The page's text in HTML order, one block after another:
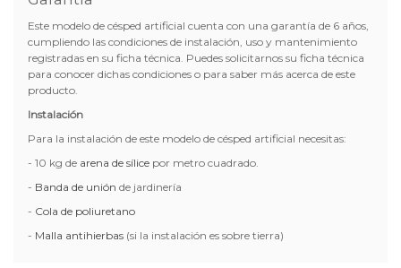
Este modelo de césped artificial cuenta con una garantía de 6 años,
cumpliendo las condiciones de instalación, uso y mantenimiento
registradas en su ficha técnica. Puedes solicitarnos su ficha técnica
para conocer dichas condiciones o para saber más acerca de este
producto.
Instalación
Para la instalación de este modelo de césped artificial necesitas:
- 10 kg de arena de sílicepor metro cuadrado.
- Banda de unión de jardinería
- Cola de poliuretano
- Malla antihierbas(si la instalación es sobre tierra)